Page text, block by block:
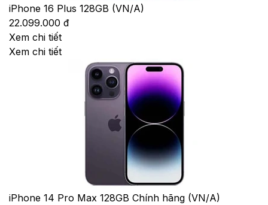
iPhone 16 Plus 128GB (VN/A)
22.099.000 đ
Xem chi tiết
Xem chi tiết
iPhone 14 Pro Max 128GB Chính hãng (VN/A)